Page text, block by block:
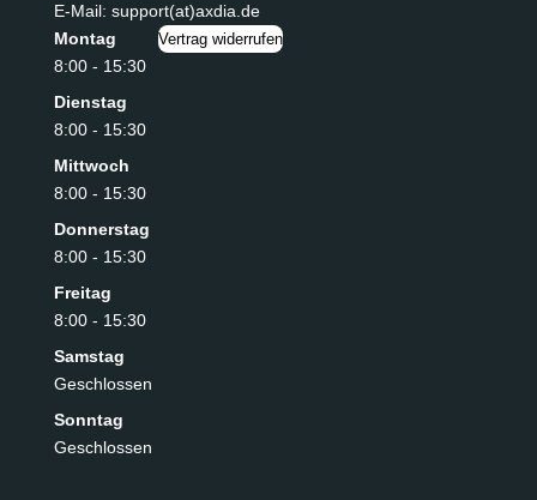
E-Mail: support(at)axdia.de
Montag
8:00 - 15:30
Dienstag
8:00 - 15:30
Mittwoch
8:00 - 15:30
Donnerstag
8:00 - 15:30
Freitag
8:00 - 15:30
Samstag
Geschlossen
Sonntag
Geschlossen
Vertrag widerrufen